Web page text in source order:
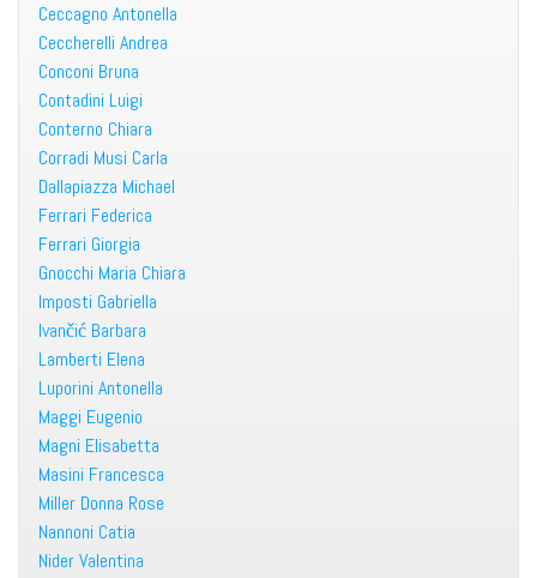
Ceccagno Antonella
Ceccherelli Andrea
Conconi Bruna
Contadini Luigi
Conterno Chiara
Corradi Musi Carla
Dallapiazza Michael
Ferrari Federica
Ferrari Giorgia
Gnocchi Maria Chiara
Imposti Gabriella
Ivančić Barbara
Lamberti Elena
Luporini Antonella
Maggi Eugenio
Magni Elisabetta
Masini Francesca
Miller Donna Rose
Nannoni Catia
Nider Valentina